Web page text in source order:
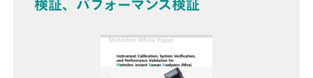
検証、パフォーマンス検証